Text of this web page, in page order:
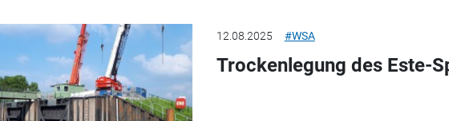
12.08.2025 #WSA
Trockenlegung des Este-